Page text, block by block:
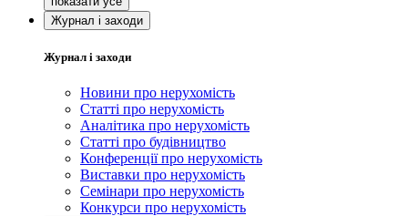
Журнал і заходи
Журнал і заходи
Новини про нерухомість
Статті про нерухомість
Аналітика про нерухомість
Статті про будівництво
Конференції про нерухомість
Виставки про нерухомість
Семінари про нерухомість
Конкурси про нерухомість